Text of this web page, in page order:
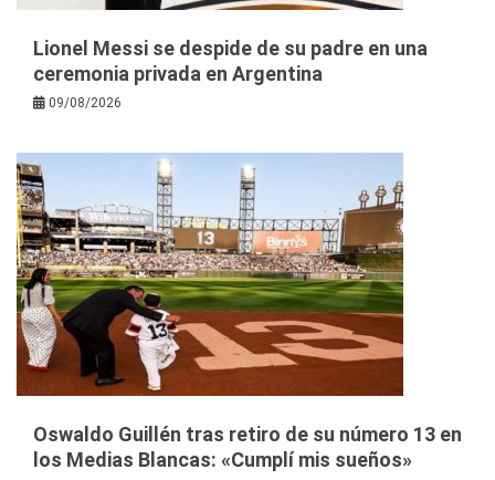
Lionel Messi se despide de su padre en una
ceremonia privada en Argentina
09/08/2026
Oswaldo Guillén tras retiro de su número 13 en
los Medias Blancas: «Cumplí mis sueños»